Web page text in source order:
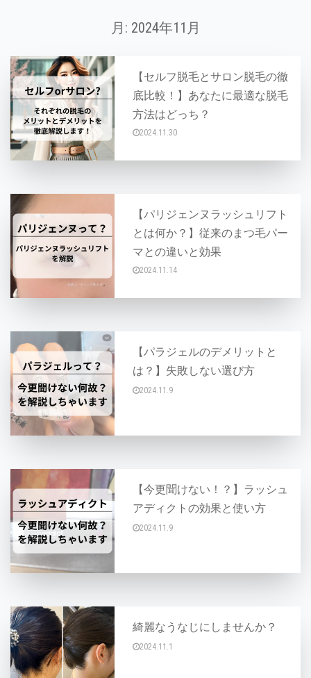
月: 2024年11月
【セルフ脱毛とサロン脱毛の徹
底比較！】あなたに最適な脱毛
方法はどっち？
2024.11.30
【パリジェンヌラッシュリフト
とは何か？】従来のまつ毛パー
マとの違いと効果
2024.11.14
【パラジェルのデメリットと
は？】失敗しない選び方
2024.11.9
【今更聞けない！？】ラッシュ
アディクトの効果と使い方
2024.11.9
綺麗なうなじにしませんか？
2024.11.1